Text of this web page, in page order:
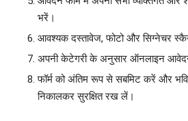
भरें।
आवश्यक दस्तावेज, फोटो और सिग्नेचर
अपनी केटेगरी के अनुसार ऑनलाइन
फॉर्म को अंतिम रूप से सबमिट करें और
निकालकर सुरक्षित रख लें।